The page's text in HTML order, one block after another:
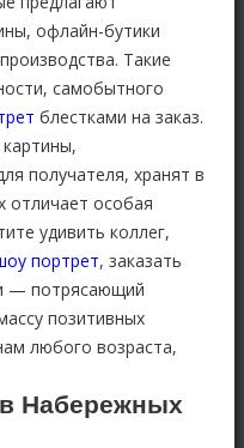
офлайн-бутики
Такие
самобытного
блестками на заказ.
получателя, хранят в
отличает особая
удивить коллег,
портрет, заказать
— потрясающий
позитивных
любого возраста,
Набережных